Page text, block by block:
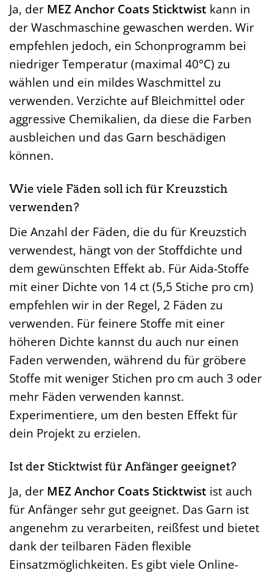
Ja, der MEZ Anchor Coats Sticktwist kann in
der Waschmaschine gewaschen werden. Wir
empfehlen jedoch, ein Schonprogramm bei
niedriger Temperatur (maximal 40°C) zu
wählen und ein mildes Waschmittel zu
verwenden. Verzichte auf Bleichmittel oder
aggressive Chemikalien, da diese die Farben
ausbleichen und das Garn beschädigen
können.
Wie viele Fäden soll ich für Kreuzstich
verwenden?
Die Anzahl der Fäden, die du für Kreuzstich
verwendest, hängt von der Stoffdichte und
dem gewünschten Effekt ab. Für Aida-Stoffe
mit einer Dichte von 14 ct (5,5 Stiche pro cm)
empfehlen wir in der Regel, 2 Fäden zu
verwenden. Für feinere Stoffe mit einer
höheren Dichte kannst du auch nur einen
Faden verwenden, während du für gröbere
Stoffe mit weniger Stichen pro cm auch 3 oder
mehr Fäden verwenden kannst.
Experimentiere, um den besten Effekt für
dein Projekt zu erzielen.
Ist der Sticktwist für Anfänger geeignet?
Ja, der MEZ Anchor Coats Sticktwist ist auch
für Anfänger sehr gut geeignet. Das Garn ist
angenehm zu verarbeiten, reißfest und bietet
dank der teilbaren Fäden flexible
Einsatzmöglichkeiten. Es gibt viele Online-